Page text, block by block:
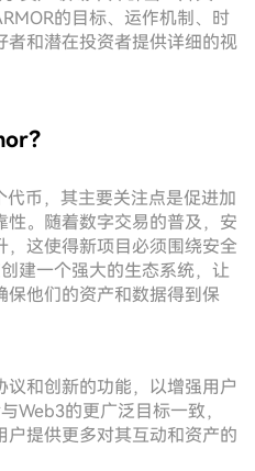
的目标、运作机制、时
者和潜在投资者提供详细的视
？
币，其主要关注点是促进加
性。随着数字交易的普及，安
，这使得新项目必须围绕安全
建一个强大的生态系统，让
保他们的资产和数据得到保
和创新的功能，以增强用户
Web3的更广泛目标一致，
户提供更多对其互动和资产的